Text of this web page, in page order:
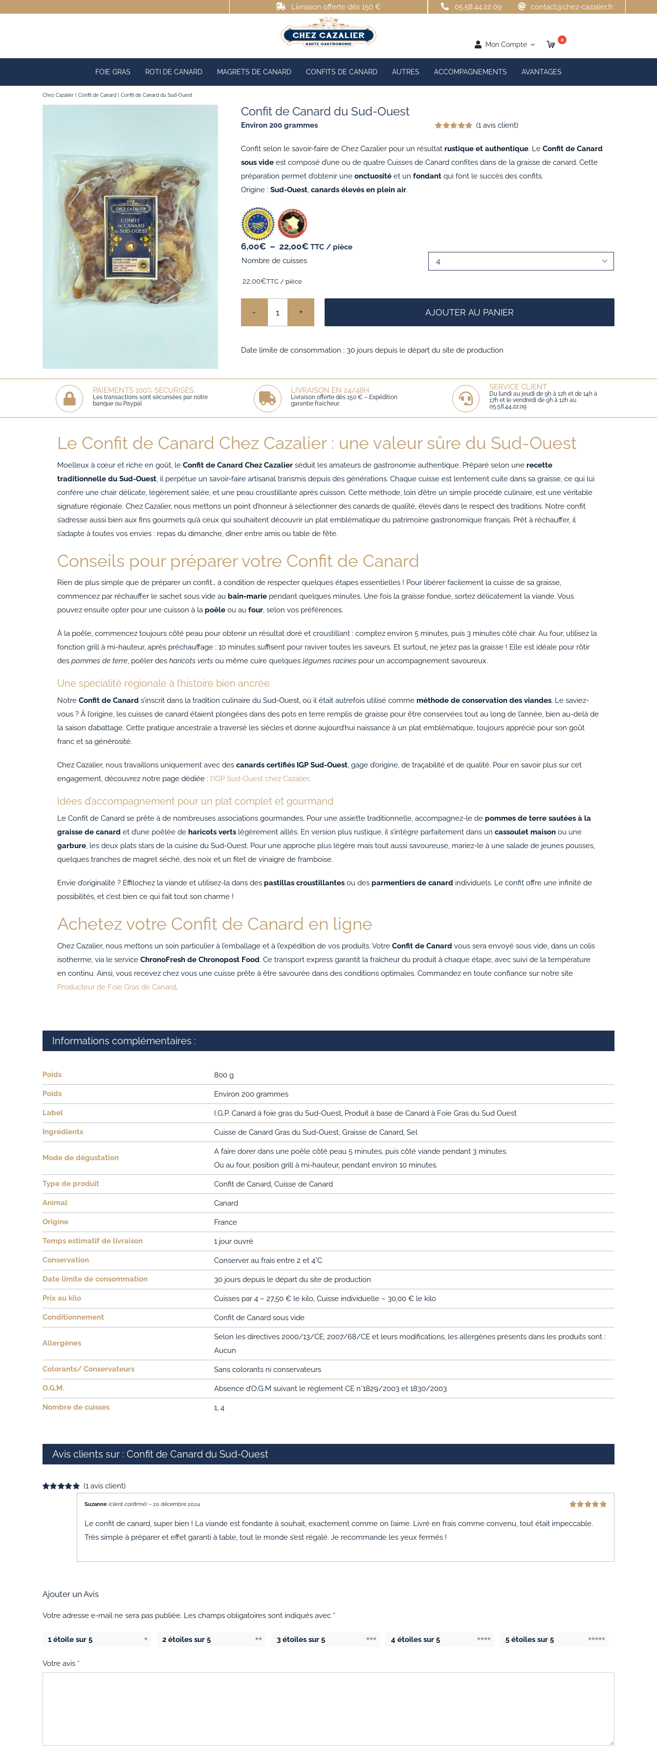
Livraison offerte dès 150 € 05.58.44.22.09 contact@chez-cazalier.fr
Mon Compte
0
FOIE GRAS ROTI DE CANARD MAGRETS DE CANARD CONFITS DE CANARD AUTRES ACCOMPAGNEMENTS AVANTAGES
Chez Cazalier Confit de Canard Confit de Canard du Sud-Ouest
Confit de Canard du Sud-Ouest
Environ 200 grammes
notation
client
(1 avis client)
Confit selon le savoir-faire de Chez Cazalier pour un résultat rustique et authentique. Le Confit de Canard
sous videest composé d’une ou de quatre Cuisses de Canard confites dans de la graisse de canard. Cette
préparation permet d’obtenir une onctuositéet un fondantqui font le succès des confits.
Origine : Sud-Ouest, canards élevés en plein air.
6,00€ – 22,00€Plage
22,00€
TTC / pièce
Nombre de cuisses

22,00€TTC / pièce
Confit
du
Sud-
AJOUTER AU PANIER
Date limite de consommation : 30 jours depuis le départ du site de production
PAIEMENTS 100% SECURISES
Les transactions sont sécurisées par notre
banque ou Paypal
LIVRAISON EN 24/48H
Livraison offerte dès 150 € – Expédition
garantie fraicheur.
SERVICE CLIENT
Du lundi au jeudi de 9h à 12h et de 14h à
17h et le vendredi de 9h à 12h au
05.58.44.22.09
Le Confit de Canard Chez Cazalier : une valeur sûre du Sud-Ouest
Moelleux à cœur et riche en goût, le Confit de Canard Chez Cazalierséduit les amateurs de gastronomie authentique. Préparé selon une recette
traditionnelle du Sud-Ouest, il perpétue un savoir-faire artisanal transmis depuis des générations. Chaque cuisse est lentement cuite dans sa graisse, ce qui lui
confère une chair délicate, légèrement salée, et une peau croustillante après cuisson. Cette méthode, loin d’être un simple procédé culinaire, est une véritable
signature régionale. Chez Cazalier, nous mettons un point d’honneur à sélectionner des canards de qualité, élevés dans le respect des traditions. Notre confit
s’adresse aussi bien aux fins gourmets qu’à ceux qui souhaitent découvrir un plat emblématique du patrimoine gastronomique français. Prêt à réchauffer, il
s’adapte à toutes vos envies : repas du dimanche, dîner entre amis ou table de fête.
Conseils pour préparer votre Confit de Canard
Rien de plus simple que de préparer un confit… à condition de respecter quelques étapes essentielles ! Pour libérer facilement la cuisse de sa graisse,
commencez par réchauffer le sachet sous vide au bain-mariependant quelques minutes. Une fois la graisse fondue, sortez délicatement la viande. Vous
pouvez ensuite opter pour une cuisson à la poêleou au four, selon vos préférences.
À la poêle, commencez toujours côté peau pour obtenir un résultat doré et croustillant : comptez environ 5 minutes, puis 3 minutes côté chair. Au four, utilisez la
fonction grill à mi-hauteur, après préchauffage : 10 minutes suffisent pour raviver toutes les saveurs. Et surtout, ne jetez pas la graisse ! Elle est idéale pour rôtir
des pommes de terre, poêler des haricots vertsou même cuire quelques légumes racinespour un accompagnement savoureux.
Une spécialité régionale à l’histoire bien ancrée
Notre Confit de Canard s’inscrit dans la tradition culinaire du Sud-Ouest, où il était autrefois utilisé comme méthode de conservation des viandes. Le saviez-
vous ? À l’origine, les cuisses de canard étaient plongées dans des pots en terre remplis de graisse pour être conservées tout au long de l’année, bien au-delà de
la saison d’abattage. Cette pratique ancestrale a traversé les siècles et donne aujourd’hui naissance à un plat emblématique, toujours apprécié pour son goût
franc et sa générosité.
Chez Cazalier, nous travaillons uniquement avec des canards certifiés IGP Sud-Ouest, gage d’origine, de traçabilité et de qualité. Pour en savoir plus sur cet
engagement, découvrez notre page dédiée : l’IGP Sud-Ouest chez Cazalier.
Idées d’accompagnement pour un plat complet et gourmand
Le Confit de Canard se prête à de nombreuses associations gourmandes. Pour une assiette traditionnelle, accompagnez-le de pommes de terre sautées à la
graisse de canard et d’une poêlée de haricots vertslégèrement aillés. En version plus rustique, il s’intègre parfaitement dans un cassoulet maisonou une
garbure, les deux plats stars de la cuisine du Sud-Ouest. Pour une approche plus légère mais tout aussi savoureuse, mariez-le à une salade de jeunes pousses,
quelques tranches de magret séché, des noix et un filet de vinaigre de framboise.
Envie d’originalité ? Effilochez la viande et utilisez-la dans des pastillas croustillantesou des parmentiers de canard individuels. Le confit offre une infinité de
possibilités, et c’est bien ce qui fait tout son charme !
Achetez votre Confit de Canard en ligne
Chez Cazalier, nous mettons un soin particulier à l’emballage et à l’expédition de vos produits. Votre Confit de Canard vous sera envoyé sous vide, dans un colis
isotherme, via le service ChronoFresh de Chronopost Food. Ce transport express garantit la fraîcheur du produit à chaque étape, avec suivi de la température
en continu. Ainsi, vous recevez chez vous une cuisse prête à être savourée dans des conditions optimales. Commandez en toute confiance sur notre site
Producteur de Foie Gras de Canard.
Informations complémentaires :
Poids 800 g
Poids Environ 200 grammes
Label I.G.P. Canard à foie gras du Sud-Ouest, Produit à base de Canard à Foie Gras du Sud Ouest
Ingrédients Cuisse de Canard Gras du Sud-Ouest, Graisse de Canard, Sel
Mode de dégustation
A faire dorer dans une poêle côté peau 5 minutes, puis côté viande pendant 3 minutes.
Ou au four, position grill à mi-hauteur, pendant environ 10 minutes.
Type de produit Confit de Canard, Cuisse de Canard
Animal Canard
Origine France
Temps estimatif de livraison 1 jour ouvré
Conservation Conserver au frais entre 2 et 4°C
Date limite de consommation 30 jours depuis le départ du site de production
Prix au kilo Cuisses par 4 – 27,50 € le kilo, Cuisse individuelle – 30,00 € le kilo
Conditionnement Confit de Canard sous vide
Allergènes
Selon les directives 2000/13/CE, 2007/68/CE et leurs modifications, les allergènes présents dans les produits sont :
Aucun
Colorants/ Conservateurs Sans colorants ni conservateurs
O.G.M. Absence d’O.G.M suivant le règlement CE n°1829/2003 et 1830/2003
Nombre de cuisses 1, 4
Avis clients sur : Confit de Canard du Sud-Ouest
(1avis client)
Suzanne (client confirmé) – 20 décembre 2024
Le confit de canard, super bien ! La viande est fondante à souhait, exactement comme on l’aime. Livré en frais comme convenu, tout était impeccable.
Très simple à préparer et effet garanti à table, tout le monde s’est régalé. Je recommande les yeux fermés !
Ajouter un Avis
Votre adresse e-mail ne sera pas publiée. Les champs obligatoires sont indiqués avec *
1 étoile sur 5 2 étoiles sur 5 3 étoiles sur 5 4 étoiles sur 5 5 étoiles sur 5
Votre avis *